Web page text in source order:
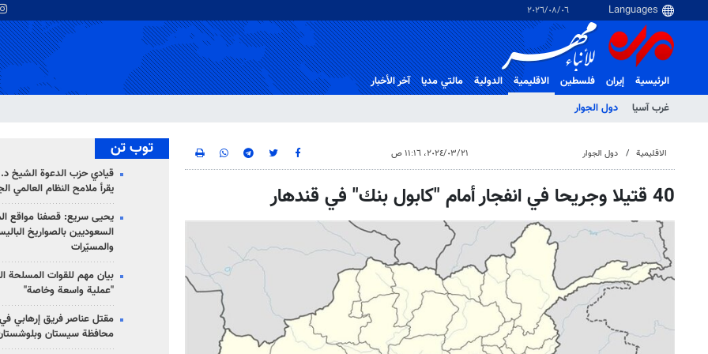
٠٦‏/٠٨‏/٢٠٢٦
الرئيسية إيران فلسطین
الاقلیمیة
غرب آسیا
دول الجوار
الدولية مالتي مدیا آخر الأخبار
الاقلیمیة دول الجوار ٢١‏/٠٣‏/٢٠٢٤، ١١:١٦ ص
40 قتيلا وجريحا في انفجار أمام "كابول بنك" في قندهار
توب تن
قيادي حزب الدعوة الشيخ
يقرأ ملامح النظام العالمي
يحيى سريع: قصفنا مواقع
السعوديين بالصواريخ
والمسيّرات
بيان مهم للقوات المسلحة
"عملية واسعة وخاصة"
مقتل عناصر فريق إرهابي
محافظة سيستان